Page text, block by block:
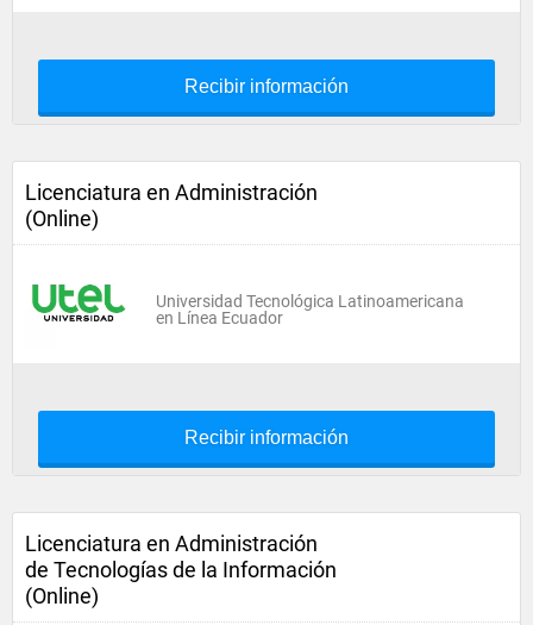
Recibir información
Licenciatura en Administración
(Online)
Universidad Tecnológica Latinoamericana
en Línea Ecuador
Recibir información
Licenciatura en Administración
de Tecnologías de la Información
(Online)